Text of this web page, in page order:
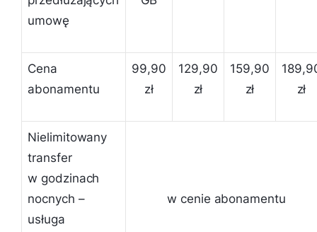
umowę
Cena
abonamentu
99,90
zł
129,90
zł
159,90
zł
zł
Nielimitowany
transfer
w godzinach
nocnych –
usługa
w cenie abonamentu